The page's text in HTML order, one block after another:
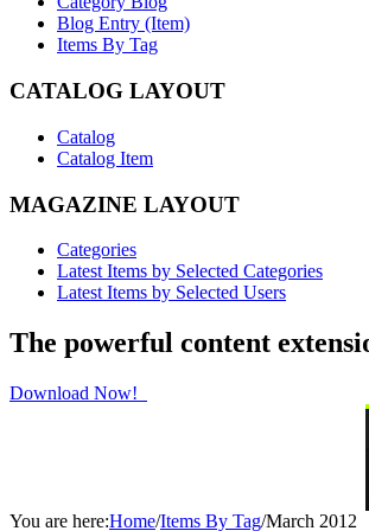
Blog Entry (Item)
Items By Tag
CATALOG LAYOUT
Catalog
Catalog Item
MAGAZINE LAYOUT
Categories
Latest Items by Selected Categories
Latest Items by Selected Users
The powerful content
Download Now!
You are here:Home/Items By Tag/March 2012